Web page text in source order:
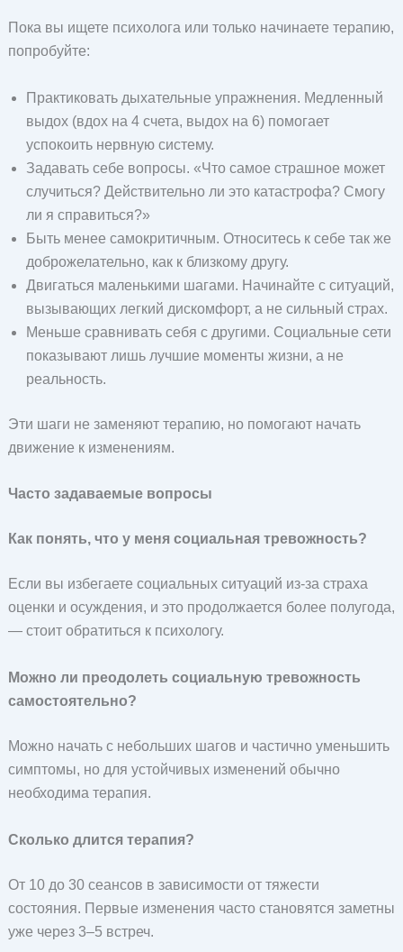
Пока вы ищете психолога или только начинаете терапию,
попробуйте:
Практиковать дыхательные упражнения. Медленный
выдох (вдох на 4 счета, выдох на 6) помогает
успокоить нервную систему.
Задавать себе вопросы. «Что самое страшное может
случиться? Действительно ли это катастрофа? Смогу
ли я справиться?»
Быть менее самокритичным. Относитесь к себе так же
доброжелательно, как к близкому другу.
Двигаться маленькими шагами. Начинайте с ситуаций,
вызывающих легкий дискомфорт, а не сильный страх.
Меньше сравнивать себя с другими. Социальные сети
показывают лишь лучшие моменты жизни, а не
реальность.
Эти шаги не заменяют терапию, но помогают начать
движение к изменениям.
Часто задаваемые вопросы
Как понять, что у меня социальная тревожность?
Если вы избегаете социальных ситуаций из-за страха
оценки и осуждения, и это продолжается более полугода,
— стоит обратиться к психологу.
Можно ли преодолеть социальную тревожность
самостоятельно?
Можно начать с небольших шагов и частично уменьшить
симптомы, но для устойчивых изменений обычно
необходима терапия.
Сколько длится терапия?
От 10 до 30 сеансов в зависимости от тяжести
состояния. Первые изменения часто становятся заметны
уже через 3–5 встреч.